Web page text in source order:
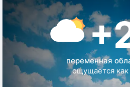
переменная
ощущается как